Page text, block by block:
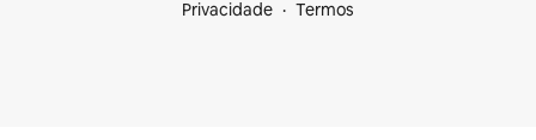
Privacidade
Termos